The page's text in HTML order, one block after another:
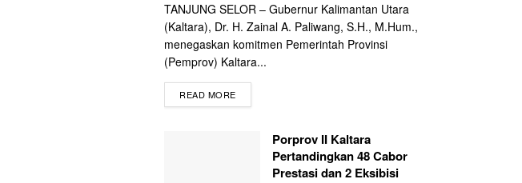
TANJUNG SELOR – Gubernur Kalimantan Utara
(Kaltara), Dr. H. Zainal A. Paliwang, S.H., M.Hum.,
menegaskan komitmen Pemerintah Provinsi
(Pemprov) Kaltara...
READ MORE
Porprov II Kaltara
Pertandingkan 48 Cabor
Prestasi dan 2 Eksibisi